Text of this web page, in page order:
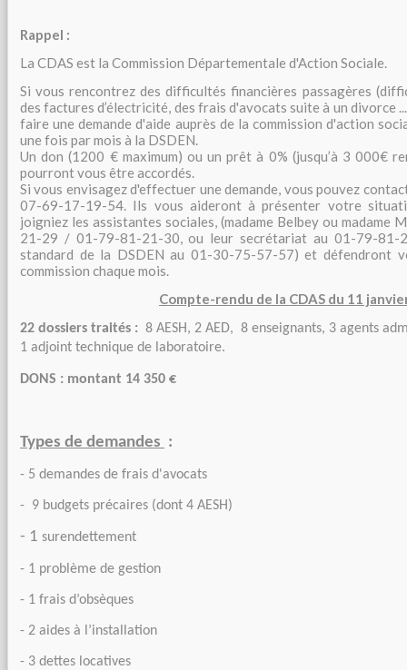
Rappel :
La CDAS est la Commission Départementale d'Action Sociale.
Si vous rencontrez des difficultés financières passagères
des factures d’électricité, des frais d'avocats suite à un divorce
faire une demande d'aide auprès de la commission d'action
une fois par mois à la DSDEN.
Un don (1200 € maximum) ou un prêt à 0% (jusqu’à 3 000€
pourront vous être accordés.
Si vous envisagez d'effectuer une demande, vous pouvez
07-69-17-19-54. Ils vous aideront à présenter votre
joigniez les assistantes sociales, (madame Belbey ou madame
21-29 / 01-79-81-21-30, ou leur secrétariat au 01-79-81-
standard de la DSDEN au 01-30-75-57-57) et défendront
commission chaque mois.
Compte-rendu de la CDAS du 11
22 dossiers traités : 8 AESH, 2 AED, 8 enseignants, 3 agents
1 adjoint technique de laboratoire.
DONS : montant 14 350 €
Types de demandes :
- 5 demandes de frais d'avocats
- 9 budgets précaires (dont 4 AESH)
- 1 surendettement
- 1 problème de gestion
- 1 frais d’obsèques
- 2 aides à l’installation
- 3 dettes locatives